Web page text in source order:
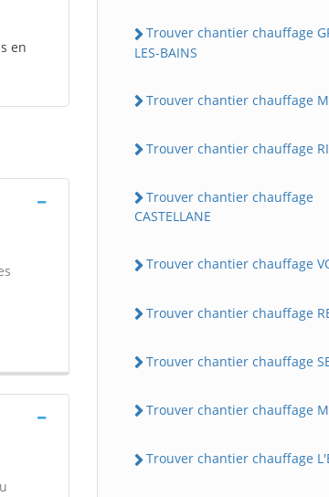
en
Trouver chantier chauffage
LES-BAINS
Trouver chantier chauffage
Trouver chantier chauffage
Trouver chantier chauffage
CASTELLANE
Trouver chantier chauffage
Trouver chantier chauffage
Trouver chantier chauffage
Trouver chantier chauffage
Trouver chantier chauffage